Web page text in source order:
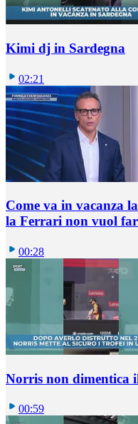
Kimi dj in Sardegna
02:21
Come va in vacanza
la Ferrari non vuol
00:28
Norris non dimentica
00:59